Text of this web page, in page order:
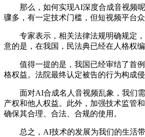
那么，如何实现AI深度合成音视频呢
骤多，有一定技术门槛，但短视频平台
专家表示，相关法律法规明确规定，
意的是，在我国，民法典已经在人格权
值得一提的是，我国已经审结了首例
格权益。法院最终认定被告的行为构成
面对AI合成名人音视频乱象，我们需
产权和他人权益。此外，加强技术监管
确保其合理、合法、合规的使用。
总之，AI技术的发展为我们的生活带